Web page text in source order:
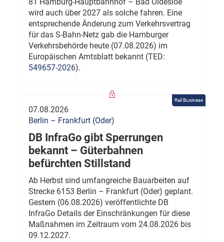
wird auch über 2027 als solche fahren. Eine
entsprechende Änderung zum Verkehrsvertrag
für das S-Bahn-Netz gab die Hamburger
Verkehrsbehörde heute (07.08.2026) im
Europäischen Amtsblatt bekannt (TED:
549657-2026).
Rail Business
07.08.2026
Berlin – Frankfurt (Oder)
DB InfraGo gibt Sperrungen
bekannt – Güterbahnen
befürchten Stillstand
Ab Herbst sind umfangreiche Bauarbeiten auf
Strecke 6153 Berlin – Frankfurt (Oder) geplant.
Gestern (06.08.2026) veröffentlichte DB
InfraGo Details der Einschränkungen für diese
Maßnahmen im Zeitraum vom 24.08.2026 bis
09.12.2027.